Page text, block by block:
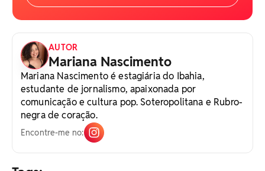
AUTOR
Mariana Nascimento
Mariana Nascimento é estagiária do Ibahia,
estudante de jornalismo, apaixonada por
comunicação e cultura pop. Soteropolitana e Rubro-
negra de coração.
Encontre-me no: